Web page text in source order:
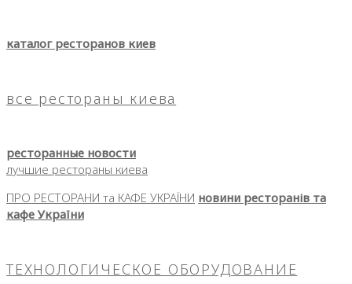
каталог ресторанов киев
все рестораны киева
ресторанные новости
лучшие рестораны киева
ПРО РЕСТОРАНИ та КАФЕ УКРАЇНИ новини ресторанів та
кафе України
ТЕХНОЛОГИЧЕСКОЕ ОБОРУДОВАНИЕ